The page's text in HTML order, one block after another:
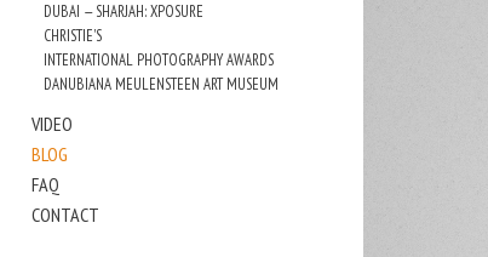
DUBAI — SHARJAH: XPOSURE
CHRISTIE'S
INTERNATIONAL PHOTOGRAPHY AWARDS
DANUBIANA MEULENSTEEN ART MUSEUM
VIDEO
BLOG
FAQ
CONTACT